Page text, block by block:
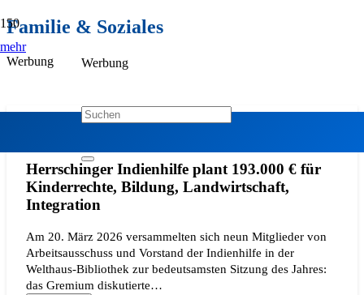
mehr
Werbung
Familie & Soziales
Werbung
Herrschinger Indienhilfe plant 193.000 € für
Kinderrechte, Bildung, Landwirtschaft,
Integration
Am 20. März 2026 versammelten sich neun Mitglieder von
Arbeitsausschuss und Vorstand der Indienhilfe in der
Welthaus-Bibliothek zur bedeutsamsten Sitzung des Jahres:
das Gremium diskutierte…